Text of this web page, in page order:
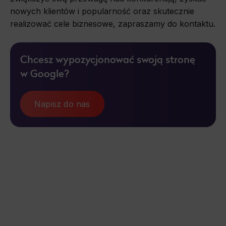
nowych klientów i popularność oraz skutecznie
realizować cele biznesowe, zapraszamy do kontaktu.
Chcesz wypozycjonować swoją stronę
w Google?
Napisz do nas